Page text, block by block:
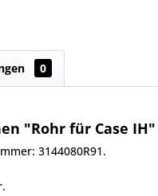
0
"Rohr für Case IH"
3144080R91.